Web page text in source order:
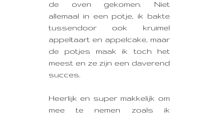
de oven gekomen. Niet
allemaal in een potje, ik bakte
tussendoor ook kruimel
appeltaart en appelcake, maar
de potjes maak ik toch het
meest en ze zijn een daverend
succes.
Heerlijk en super makkelijk om
mee te nemen zoals ik